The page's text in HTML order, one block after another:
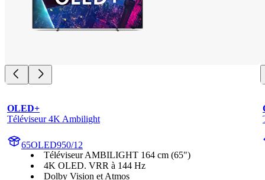
OLED+
Téléviseur 4K Ambilight
65OLED950/12
Téléviseur AMBILIGHT 164 cm (65")
4K OLED. VRR à 144 Hz
Dolby Vision et Atmos